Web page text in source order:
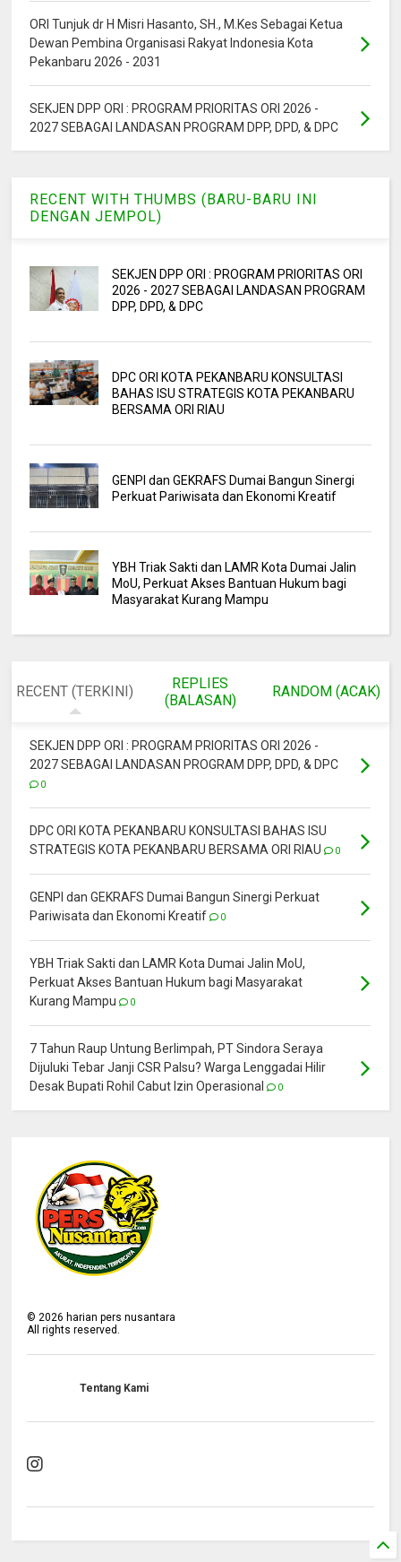
ORI Tunjuk dr H Misri Hasanto, SH., M.Kes Sebagai Ketua
Dewan Pembina Organisasi Rakyat Indonesia Kota
Pekanbaru 2026 - 2031
SEKJEN DPP ORI : PROGRAM PRIORITAS ORI 2026 -
2027 SEBAGAI LANDASAN PROGRAM DPP, DPD, & DPC
RECENT WITH THUMBS (BARU-BARU INI
DENGAN JEMPOL)
SEKJEN DPP ORI : PROGRAM PRIORITAS ORI
2026 - 2027 SEBAGAI LANDASAN PROGRAM
DPP, DPD, & DPC
DPC ORI KOTA PEKANBARU KONSULTASI
BAHAS ISU STRATEGIS KOTA PEKANBARU
BERSAMA ORI RIAU
GENPI dan GEKRAFS Dumai Bangun Sinergi
Perkuat Pariwisata dan Ekonomi Kreatif
YBH Triak Sakti dan LAMR Kota Dumai Jalin
MoU, Perkuat Akses Bantuan Hukum bagi
Masyarakat Kurang Mampu
RECENT (TERKINI)
REPLIES
(BALASAN)
RANDOM (ACAK)
SEKJEN DPP ORI : PROGRAM PRIORITAS ORI 2026 -
2027 SEBAGAI LANDASAN PROGRAM DPP, DPD, & DPC
0
DPC ORI KOTA PEKANBARU KONSULTASI BAHAS ISU
STRATEGIS KOTA PEKANBARU BERSAMA ORI RIAU
0
GENPI dan GEKRAFS Dumai Bangun Sinergi Perkuat
Pariwisata dan Ekonomi Kreatif
0
YBH Triak Sakti dan LAMR Kota Dumai Jalin MoU,
Perkuat Akses Bantuan Hukum bagi Masyarakat
Kurang Mampu
0
7 Tahun Raup Untung Berlimpah, PT Sindora Seraya
Dijuluki Tebar Janji CSR Palsu? Warga Lenggadai Hilir
Desak Bupati Rohil Cabut Izin Operasional
0
©2026 harian pers nusantara
All rights reserved.
Tentang Kami